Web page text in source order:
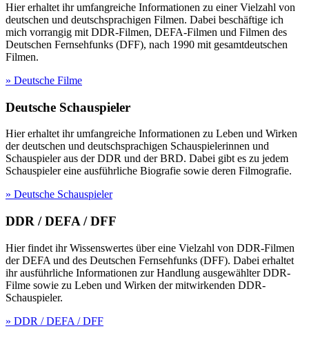
Hier erhaltet ihr umfangreiche Informationen zu einer Vielzahl von
deutschen und deutschsprachigen Filmen. Dabei beschäftige ich
mich vorrangig mit DDR-Filmen, DEFA-Filmen und Filmen des
Deutschen Fernsehfunks (DFF), nach 1990 mit gesamtdeutschen
Filmen.
» Deutsche Filme
Deutsche Schauspieler
Hier erhaltet ihr umfangreiche Informationen zu Leben und Wirken
der deutschen und deutschsprachigen Schauspielerinnen und
Schauspieler aus der DDR und der BRD. Dabei gibt es zu jedem
Schauspieler eine ausführliche Biografie sowie deren Filmografie.
» Deutsche Schauspieler
DDR / DEFA / DFF
Hier findet ihr Wissenswertes über eine Vielzahl von DDR-Filmen
der DEFA und des Deutschen Fernsehfunks (DFF). Dabei erhaltet
ihr ausführliche Informationen zur Handlung ausgewählter DDR-
Filme sowie zu Leben und Wirken der mitwirkenden DDR-
Schauspieler.
» DDR / DEFA / DFF